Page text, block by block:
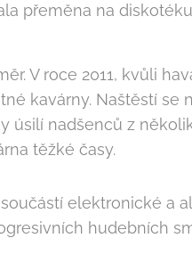
přeměna na
V roce 2011, kvůli
kavárny. Naštěstí se
úsilí nadšenců z
těžké časy.
elektronické a
hudebních